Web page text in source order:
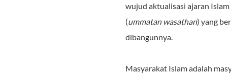
wujud aktualisasi ajaran
(ummatan wasathan) yang
dibangunnya.
Masyarakat Islam adalah